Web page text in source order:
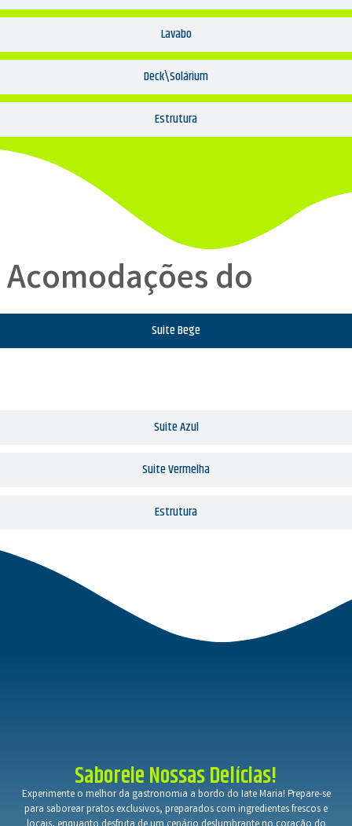
Lavabo
Deck\Solárium
Estrutura
Acomodações do
Suite Bege
Suite Azul
Suite Vermelha
Estrutura
Saboreie Nossas Delícias!
Experimente o melhor da gastronomia a bordo do Iate Maria! Prepare-se
para saborear pratos exclusivos, preparados com ingredientes frescos e